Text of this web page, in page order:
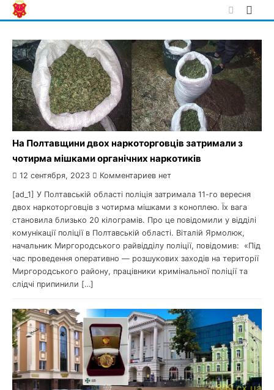
Skip
to
На Полтавщини двох наркоторговців затримали з
чотирма мішками органічних наркотиків
12 сентября, 2023 Комментариев нет
[ad_1] У Полтавській області поліція затримала 11-го вересня
двох наркоторговців з чотирма мішками з коноплею. Їх вага
становила близько 20 кілограмів. Про це повідомили у відділі
комунікації поліції в Полтавській області. Віталій Ярмолюк,
начальник Миргородського райвідділу поліції, повідомив: «Під
час проведення оперативно — розшукових заходів на території
Миргородського району, працівники кримінальної поліції та
слідчі припинили […]